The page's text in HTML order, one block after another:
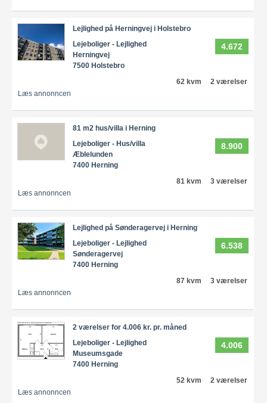
Lejlighed på Herningvej i Holstebro
4.672
Lejeboliger - Lejlighed
Herningvej
7500 Holstebro
62 kvm
2 værelser
Læs annonncen
81 m2 hus/villa i Herning
8.900
Lejeboliger - Hus/villa
Æblelunden
7400 Herning
81 kvm
3 værelser
Læs annonncen
Lejlighed på Sønderagervej i Herning
6.538
Lejeboliger - Lejlighed
Sønderagervej
7400 Herning
87 kvm
3 værelser
Læs annonncen
2 værelser for 4.006 kr. pr. måned
4.006
Lejeboliger - Lejlighed
Museumsgade
7400 Herning
52 kvm
2 værelser
Læs annonncen